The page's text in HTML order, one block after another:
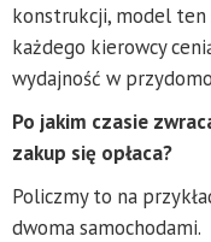
konstrukcji, model ten
każdego kierowcy
wydajność w
Po jakim czasie
zakup się opłaca?
Policzmy to na
dwoma samochodami.